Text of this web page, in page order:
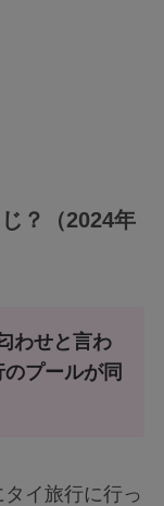
？（2024年
わせと言わ
プールが同
イ旅行に行っ